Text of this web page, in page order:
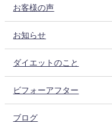
お客様の声
お知らせ
ダイエットのこと
ビフォーアフター
ブログ